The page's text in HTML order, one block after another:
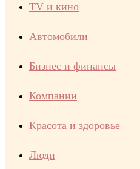
TV и кино
Автомобили
Бизнес и финансы
Компании
Красота и здоровье
Люди